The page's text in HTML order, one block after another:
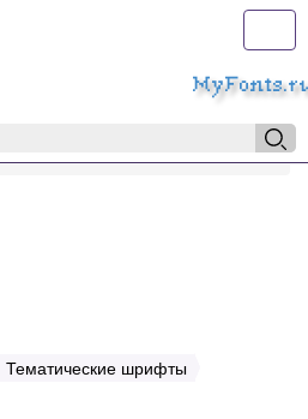
Тематические шрифты